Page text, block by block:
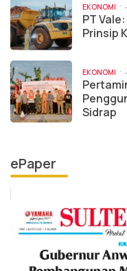
EKONOMI
PT
Prinsip
EKONOMI
Sidrap
ePaper